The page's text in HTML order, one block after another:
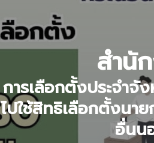
สำนั
การเลือกตั้งประจำจั
ไปใช้สิทธิเลือกตั้งนา
อื่นน